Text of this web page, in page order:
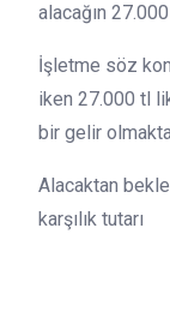
alacağın
İşletme söz
iken 27.000 tl
bir gelir
Alacaktan
karşılık tutarı
=